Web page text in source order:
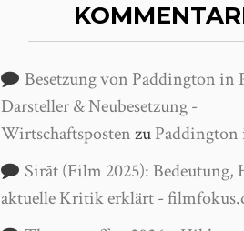
Besetzung von Paddington in
Darsteller & Neubesetzung -
WirtschaftspostenzuPaddington
Sirāt (Film 2025): Bedeutung,
aktuelle Kritik erklärt -